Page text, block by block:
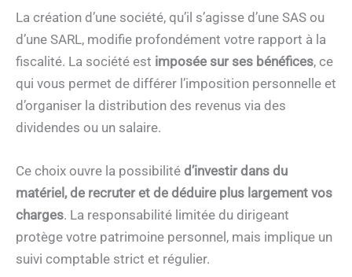
La création d’une société, qu’il s’agisse d’une SAS ou
d’une SARL, modifie profondément votre rapport à la
fiscalité. La société est imposée sur ses bénéfices, ce
qui vous permet de différer l’imposition personnelle et
d’organiser la distribution des revenus via des
dividendes ou un salaire.
Ce choix ouvre la possibilité d’investir dans du
matériel, de recruter et de déduire plus largement vos
charges. La responsabilité limitée du dirigeant
protège votre patrimoine personnel, mais implique un
suivi comptable strict et régulier.